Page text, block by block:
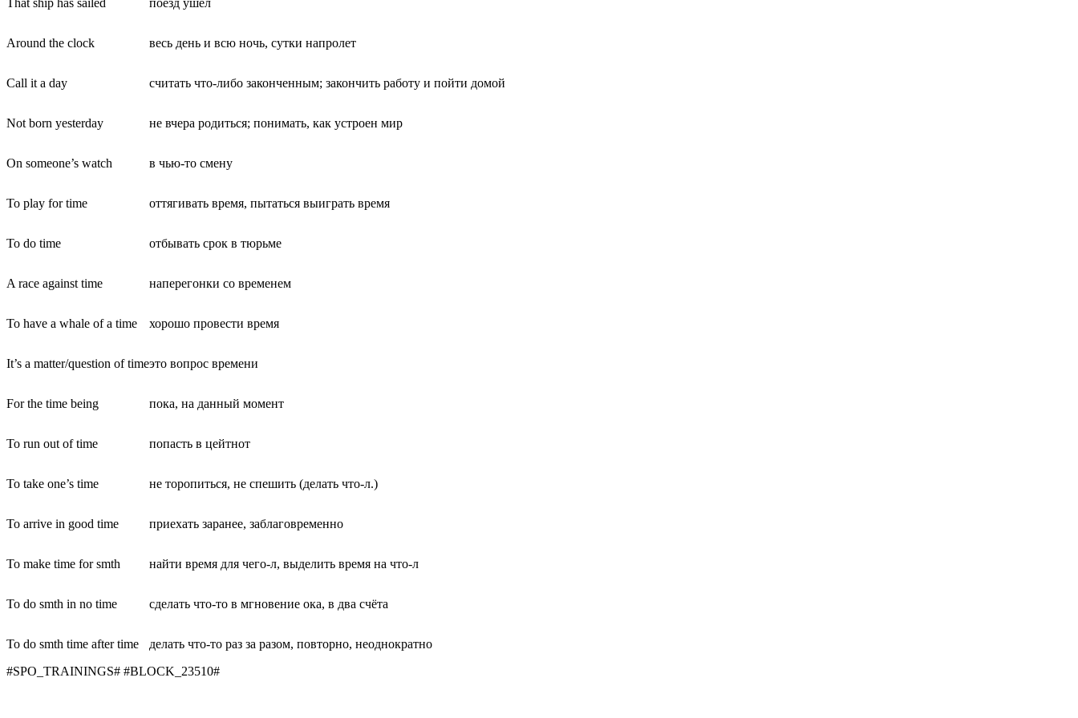
Around the clock весь день и всю ночь, сутки напролет
Call it a day считать что-либо законченным; закончить работу и пойти домой
Not born yesterday не вчера родиться; понимать, как устроен мир
On someone’s watch в чью-то смену
To play for time оттягивать время, пытаться выиграть время
To do time отбывать срок в тюрьме
A race against time наперегонки со временем
To have a whale of a time хорошо провести время
It’s a matter/question of timeэто вопрос времени
For the time being пока, на данный момент
To run out of time попасть в цейтнот
To take one’s time не торопиться, не спешить (делать что-л.)
To arrive in good time приехать заранее, заблаговременно
To make time for smth найти время для чего-л, выделить время на что-л
To do smth in no time сделать что-то в мгновение ока, в два счёта
To do smth time after time
делать что-то раз за разом, повторно, неоднократно
#SPO_TRAININGS# #BLOCK_23510#